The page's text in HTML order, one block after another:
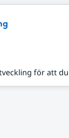
för att